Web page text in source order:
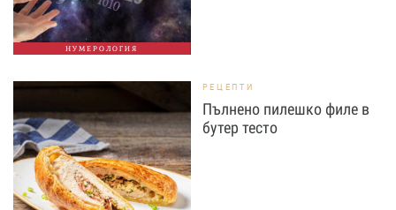
НУМЕРОЛОГИЯ
РЕЦЕПТИ
Пълнено пилешко филе в
бутер тесто